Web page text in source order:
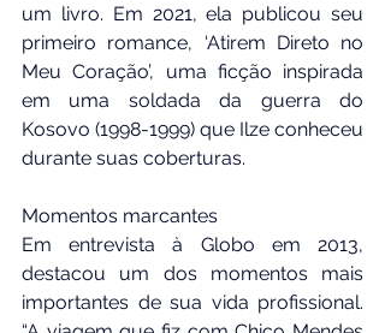
um livro. Em 2021, ela publicou seu
primeiro romance, ‘Atirem Direto no
Meu Coração’, uma ficção inspirada
em uma soldada da guerra do
Kosovo (1998-1999) que Ilze conheceu
durante suas coberturas.
Momentos marcantes
Em entrevista à Globo em 2013,
destacou um dos momentos mais
importantes de sua vida profissional.